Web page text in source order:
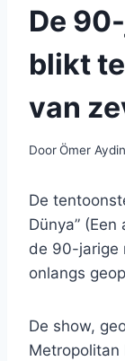
De
blikt
van
DoorÖmer Aydin
De
Dünya”
de 90-jarige
onlangs
De show,
Metropolitan